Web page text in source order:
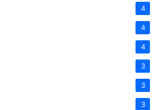
4
4
4
3
3
3